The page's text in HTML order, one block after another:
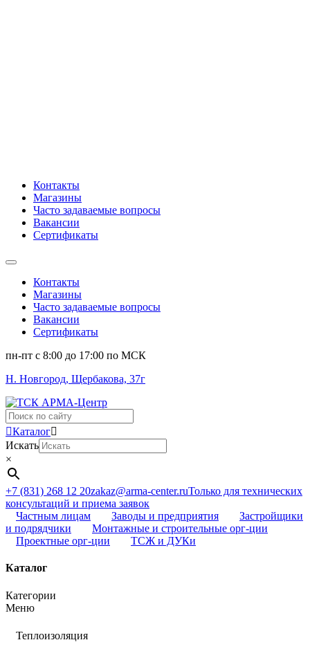
Контакты
Магазины
Часто задаваемые вопросы
Вакансии
Сертификаты
Контакты
Магазины
Часто задаваемые вопросы
Вакансии
Сертификаты
пн-пт c 8:00 до 17:00 по МСК
Н. Новгород, Щербакова, 37г
Поиск
...Каталог
Искать
×
+7 (831) 268 12 20zakaz@arma-center.ruТолько для технических
консультаций и приема заявок
Частным лицам
Заводы и предприятия
Застройщики
и подрядчики
Монтажные и строительные орг-ции
Проектные орг-ции
ТСЖ и ДУКи
Каталог
Категории
Меню
Теплоизоляция